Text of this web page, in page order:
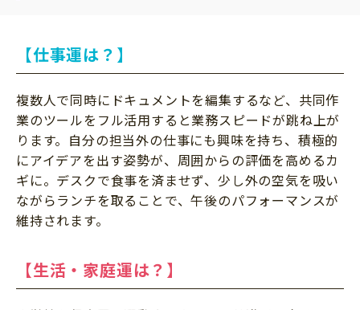
【仕事運は？】
複数人で同時にドキュメントを編集するなど、共同作
業のツールをフル活用すると業務スピードが跳ね上が
ります。自分の担当外の仕事にも興味を持ち、積極的
にアイデアを出す姿勢が、周囲からの評価を高めるカ
ギに。デスクで食事を済ませず、少し外の空気を吸い
ながらランチを取ることで、午後のパフォーマンスが
維持されます。
【生活・家庭運は？】